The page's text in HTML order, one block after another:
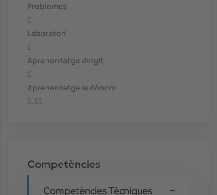
Problemes
0
Laboratori
0
Aprenentatge dirigit
0
Aprenentatge autònom
5.33
Competències
Competències Tècniques